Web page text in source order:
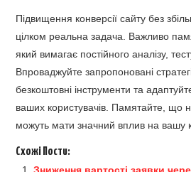
Підвищення конверсії сайту без
цілком реальна задача. Важливо
який вимагає постійного аналізу,
Впроваджуйте запропоновані
безкоштовні інструменти та
ваших користувачів. Памятайте, що
можуть мати значний вплив на вашу
Схожі Пости:
Зниження вартості заявки